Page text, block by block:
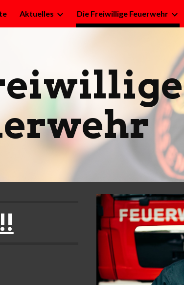
Skip to navigation
Aktuelles Die Freiwillige Feuerwehr